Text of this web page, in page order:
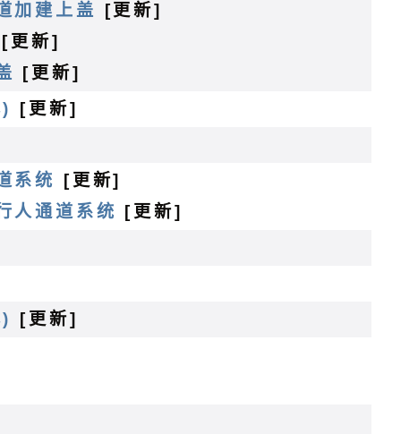
加建上盖
[更新]
[更新]
[更新]
[更新]
系统
[更新]
人通道系统
[更新]
[更新]